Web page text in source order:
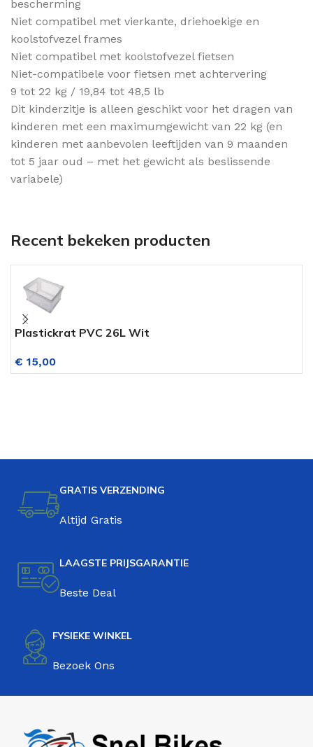
bescherming
Niet compatibel met vierkante, driehoekige en
koolstofvezel frames
Niet compatibel met koolstofvezel fietsen
Niet-compatibele voor fietsen met achtervering
9 tot 22 kg / 19,84 tot 48,5 lb
Dit kinderzitje is alleen geschikt voor het dragen van
kinderen met een maximumgewicht van 22 kg (en
kinderen met aanbevolen leeftijden van 9 maanden
tot 5 jaar oud – met het gewicht als beslissende
variabele)
Recent bekeken producten
Plastickrat PVC 26L Wit
€ 15,00
GRATIS VERZENDING
Altijd Gratis
LAAGSTE PRIJSGARANTIE
Beste Deal
FYSIEKE WINKEL
Bezoek Ons